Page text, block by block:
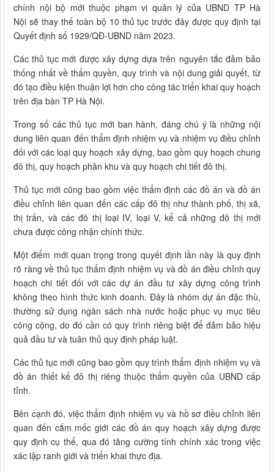
chính nội bộ mới thuộc phạm vi quản lý của UBND TP Hà
Nội sẽ thay thế toàn bộ 10 thủ tục trước đây được quy định tại
Quyết định số 1929/QĐ-UBND năm 2023.
Các thủ tục mới được xây dựng dựa trên nguyên tắc đảm bảo
thống nhất về thẩm quyền, quy trình và nội dung giải quyết, từ
đó tạo điều kiện thuận lợi hơn cho công tác triển khai quy hoạch
trên địa bàn TP Hà Nội.
Trong số các thủ tục mới ban hành, đáng chú ý là những nội
dung liên quan đến thẩm định nhiệm vụ và nhiệm vụ điều chỉnh
đối với các loại quy hoạch xây dựng, bao gồm quy hoạch chung
đô thị, quy hoạch phân khu và quy hoạch chi tiết đô thị.
Thủ tục mới cũng bao gồm việc thẩm định các đồ án và đồ án
điều chỉnh liên quan đến các cấp đô thị như thành phố, thị xã,
thị trấn, và các đô thị loại IV, loại V, kể cả những đô thị mới
chưa được công nhận chính thức.
Một điểm mới quan trọng trong quyết định lần này là quy định
rõ ràng về thủ tục thẩm định nhiệm vụ và đồ án điều chỉnh quy
hoạch chi tiết đối với các dự án đầu tư xây dựng công trình
không theo hình thức kinh doanh. Đây là nhóm dự án đặc thù,
thường sử dụng ngân sách nhà nước hoặc phục vụ mục tiêu
công cộng, do đó cần có quy trình riêng biệt để đảm bảo hiệu
quả đầu tư và tuân thủ quy định pháp luật.
Các thủ tục mới cũng bao gồm quy trình thẩm định nhiệm vụ và
đồ án thiết kế đô thị riêng thuộc thẩm quyền của UBND cấp
tỉnh.
Bên cạnh đó, việc thẩm định nhiệm vụ và hồ sơ điều chỉnh liên
quan đến cắm mốc giới các đồ án quy hoạch xây dựng được
quy định cụ thể, qua đó tăng cường tính chính xác trong việc
xác lập ranh giới và triển khai thực địa.